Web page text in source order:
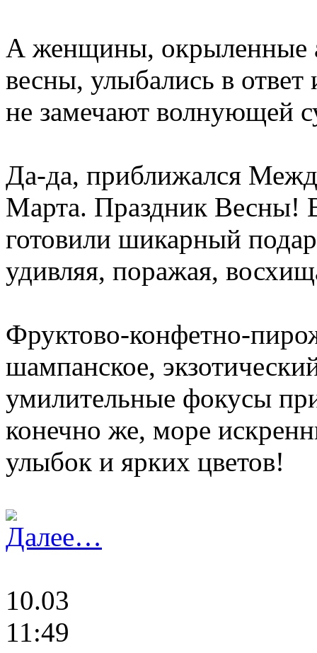
А женщины, окрыленные
весны, улыбались в
не замечают волнующей
Да-да, приближался
Марта. Праздник Весны!
готовили шикарный
удивляя, поражая,
Фруктово-конфетно-
шампанское,
умилительные фокусы
конечно же, море
улыбок и ярких цветов!
Далее…
10.03
11:49